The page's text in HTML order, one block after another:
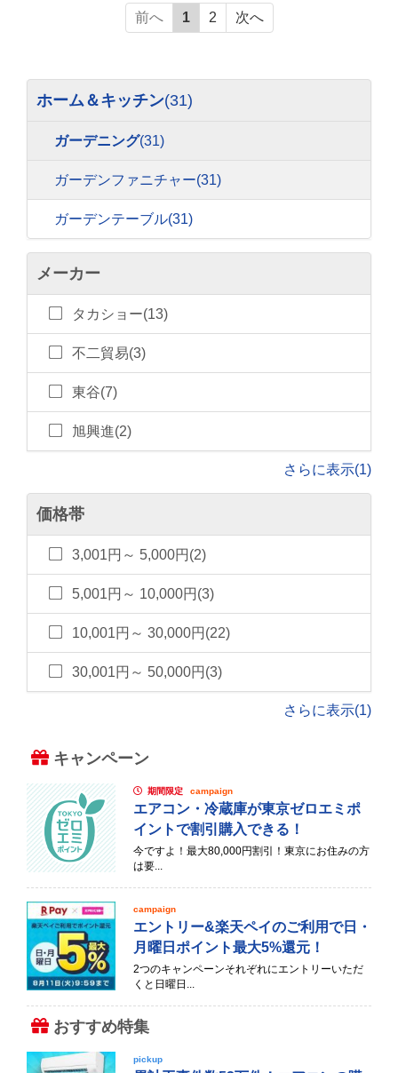
前へ 1 2 次へ
ホーム＆キッチン(31)
ガーデニング(31)
ガーデンファニチャー(31)
ガーデンテーブル(31)
メーカー
タカショー(13)
不二貿易(3)
東谷(7)
旭興進(2)
さらに表示(1)
価格帯
3,001円～ 5,000円(2)
5,001円～ 10,000円(3)
10,001円～ 30,000円(22)
30,001円～ 50,000円(3)
さらに表示(1)
キャンペーン
期間限定 campaign
エアコン・冷蔵庫が東京ゼロエミポ
イントで割引購入できる！
今ですよ！最大80,000円割引！東京にお住みの方
は要...
campaign
エントリー&楽天ペイのご利用で日・
月曜日ポイント最大5%還元！
2つのキャンペーンそれぞれにエントリーいただ
くと日曜日...
おすすめ特集
pickup